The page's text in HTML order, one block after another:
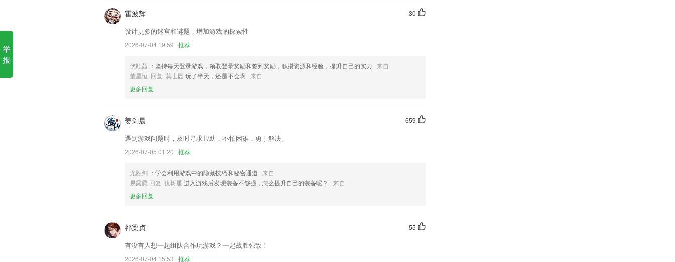
2.是学生必备的单词记背工具，可以满足许多学生记背单词的需求
3.·有模拟考场、历年真题练习、每日一练、快速练习、考点练习、考试押题、做题记录等多种学习与做题模式、
丰富多样化的陪你一起考电工
5.扫描书单二维码即可一键同步同学们的收藏内容，不需要再一本本找书了。
6.口语能力测试：评定等级推荐合适的素材
细节更多的小细节得到了优化；
优质视频模板一键get同款，超多热门玩法等你来拍！
线上代售增加公告弹窗
安全优化，修复部分bug
个人资料页新增账号注销功能
以上就是3d彩宝网手机版连接的介绍，如果您喜欢这款软件，您可以到应用商店进行打分评论，说出您的使用经
历，以帮助我们更好的对产品进行优化修改。
30
霍波辉
设计更多的迷宫和谜题，增加游戏的探索性
2026-07-04 19:59 推荐
伏顺茜 ：坚持每天登录游戏，领取登录奖励和签到奖励，积攒资源和经验，提升自己的实力 来自
董星恒 回复 莫世园 玩了半天，还是不会啊 来自
更多回复
659
姜剑晨
遇到游戏问题时，及时寻求帮助，不怕困难，勇于解决。
2026-07-05 01:20 推荐
尤胜剑 ：学会利用游戏中的隐藏技巧和秘密通道 来自
易露腾 回复 仇树雁 进入游戏后发现装备不够强，怎么提升自己的装备呢？
来自
更多回复
55
祁梁贞
有没有人想一起组队合作玩游戏？一起战胜强敌！
2026-07-04 15:53 推荐
举
报